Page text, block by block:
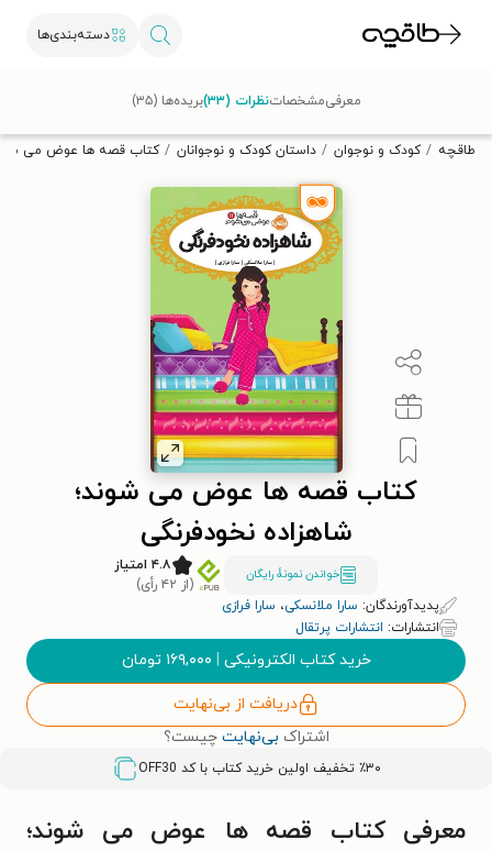
دسته‌بندی‌ها
تخفیف از طاقچه دریافت کن.
طاقچه کودک و نوجوان داستان کودک و نوجوانان کتاب قصه ها عوض می
کتاب قصه ها عوض می شوند؛
شاهزاده نخودفرنگی
خواندن نمونۀ رایگان
۴.۸ امتیاز
(از ۴۲ رأی)
پدیدآورندگان: سارا ملانسکی، سارا فرازی
انتشارات: انتشارات پرتقال
خرید کتاب الکترونیکی | ۱۶۹,۰۰۰ تومان
دریافت از بی‌نهایت
اشتراک بی‌نهایت چیست؟
٪۳۰ تخفیف اولین خرید کتاب با کد OFF30
معرفیمشخصاتنظرات (۳۳) بریده‌ها (۳۵)
معرفی کتاب قصه ها عوض می شوند؛